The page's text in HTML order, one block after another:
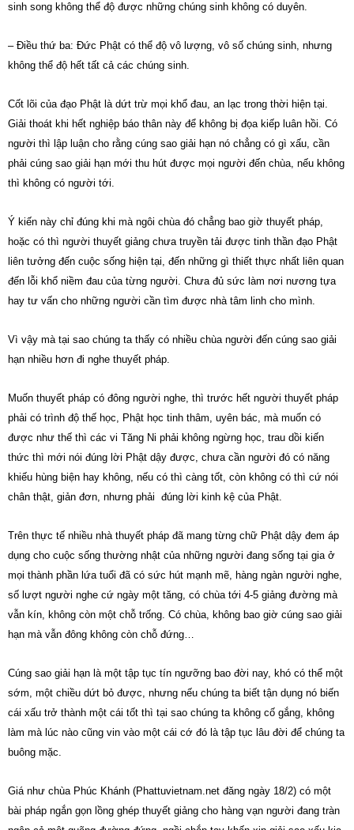
sinh song không thể độ được những chúng sinh không có duyên.
– Điều thứ ba: Đức Phật có thể độ vô lượng, vô số chúng sinh, nhưng
không thể độ hết tất cả các chúng sinh.
Cốt lõi của đạo Phật là dứt trừ mọi khổ đau, an lạc trong thời hiện tại.
Giải thoát khi hết nghiệp báo thân này để không bị đọa kiếp luân hồi. Có
người thì lập luận cho rằng cúng sao giải hạn nó chẳng có gì xấu, cần
phải cúng sao giải hạn mới thu hút được mọi người đến chùa, nếu không
thì không có người tới.
Ý kiến này chỉ đúng khi mà ngôi chùa đó chẳng bao giờ thuyết pháp,
hoặc có thì người thuyết giảng chưa truyền tải được tinh thần đạo Phật
liên tưởng đến cuộc sống hiện tại, đến những gì thiết thực nhất liên quan
đến lỗi khổ niềm đau của từng người. Chưa đủ sức làm nơi nương tựa
hay tư vấn cho những người cần tìm được nhà tâm linh cho mình.
Vì vậy mà tại sao chúng ta thấy có nhiều chùa người đến cúng sao giải
hạn nhiều hơn đi nghe thuyết pháp.
Muốn thuyết pháp có đông người nghe, thì trước hết người thuyết pháp
phải có trình độ thế học, Phật học tinh thâm, uyên bác, mà muốn có
được như thế thì các vi Tăng Ni phải không ngừng học, trau dồi kiến
thức thì mới nói đúng lời Phật dậy được, chưa cần người đó có năng
khiếu hùng biện hay không, nếu có thì càng tốt, còn không có thì cứ nói
chân thật, giản đơn, nhưng phải đúng lời kinh kệ của Phật.
Trên thực tế nhiều nhà thuyết pháp đã mang từng chữ Phật dậy đem áp
dụng cho cuộc sống thường nhật của những người đang sống tại gia ở
mọi thành phần lứa tuổi đã có sức hút mạnh mẽ, hàng ngàn người nghe,
số lượt người nghe cứ ngày một tăng, có chùa tới 4-5 giảng đường mà
vẫn kín, không còn một chỗ trống. Có chùa, không bao giờ cúng sao giải
hạn mà vẫn đông không còn chỗ đứng…
Cúng sao giải hạn là một tập tục tín ngưỡng bao đời nay, khó có thể một
sớm, một chiều dứt bỏ được, nhưng nếu chúng ta biết tận dụng nó biến
cái xấu trở thành một cái tốt thì tại sao chúng ta không cố gắng, không
làm mà lúc nào cũng vin vào một cái cớ đó là tập tục lâu đời để chúng ta
buông mặc.
Giá như chùa Phúc Khánh (Phattuvietnam.net đăng ngày 18/2) có một
bài pháp ngắn gọn lồng ghép thuyết giảng cho hàng vạn người đang tràn